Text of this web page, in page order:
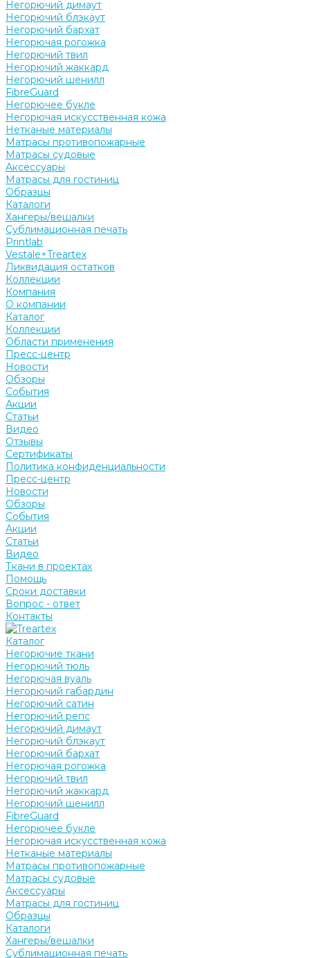
Негорючий димаут
Негорючий блэкаут
Негорючий бархат
Негорючая рогожка
Негорючий твил
Негорючий жаккард
Негорючий шенилл
FibreGuard
Негорючее букле
Негорючая искусственная кожа
Нетканые материалы
Матрасы противопожарные
Матрасы судовые
Аксессуары
Матрасы для гостиниц
Образцы
Каталоги
Хангеры/вешалки
Сублимационная печать
Printlab
Vestale+Treartex
Ликвидация остатков
Коллекции
Компания
О компании
Каталог
Коллекции
Области применения
Пресс-центр
Новости
Обзоры
События
Акции
Статьи
Видео
Отзывы
Сертификаты
Политика конфиденциальности
Пресс-центр
Новости
Обзоры
События
Акции
Статьи
Видео
Ткани в проектах
Помощь
Сроки доставки
Вопрос - ответ
Контакты
Каталог
Негорючие ткани
Негорючий тюль
Негорючая вуаль
Негорючий габардин
Негорючий сатин
Негорючий репс
Негорючий димаут
Негорючий блэкаут
Негорючий бархат
Негорючая рогожка
Негорючий твил
Негорючий жаккард
Негорючий шенилл
FibreGuard
Негорючее букле
Негорючая искусственная кожа
Нетканые материалы
Матрасы противопожарные
Матрасы судовые
Аксессуары
Матрасы для гостиниц
Образцы
Каталоги
Хангеры/вешалки
Сублимационная печать